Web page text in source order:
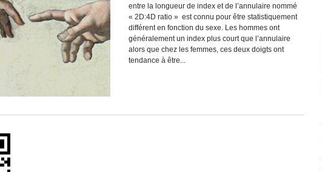
entre la longueur de index et de l’annulaire nommé
« 2D:4D ratio » est connu pour être statistiquement
différent en fonction du sexe. Les hommes ont
généralement un index plus court que l’annulaire
alors que chez les femmes, ces deux doigts ont
tendance à être...